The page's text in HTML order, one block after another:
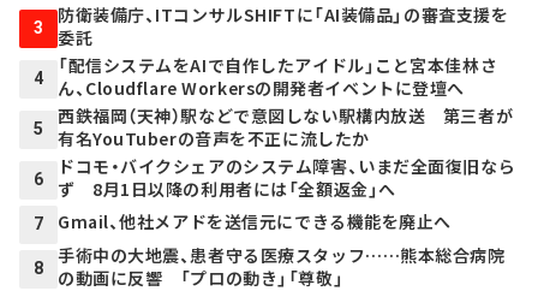
3
防衛装備庁、ITコンサルSHIFTに「AI装備品」の審査支援を
委託
4
「配信システムをAIで自作したアイドル」こと宮本佳林さ
ん、Cloudflare Workersの開発者イベントに登壇へ
5
西鉄福岡（天神）駅などで意図しない駅構内放送 第三者が
有名YouTuberの音声を不正に流したか
6
ドコモ・バイクシェアのシステム障害、いまだ全面復旧なら
ず 8月1日以降の利用者には「全額返金」へ
7 Gmail、他社メアドを送信元にできる機能を廃止へ
8
手術中の大地震、患者守る医療スタッフ……熊本総合病院
の動画に反響 「プロの動き」「尊敬」